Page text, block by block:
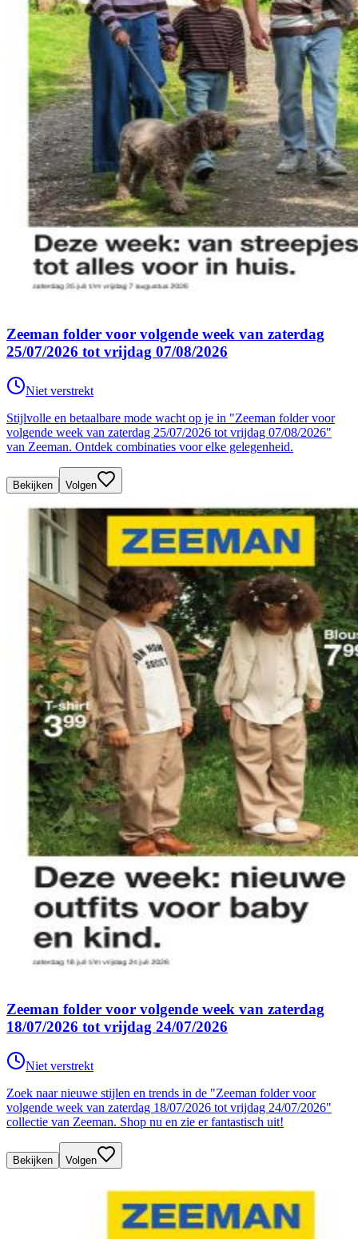
Zeeman folder voor volgende week van zaterdag
25/07/2026 tot vrijdag 07/08/2026
Niet verstrekt
Stijlvolle en betaalbare mode wacht op je in "Zeeman folder voor
volgende week van zaterdag 25/07/2026 tot vrijdag 07/08/2026"
van Zeeman. Ontdek combinaties voor elke gelegenheid.
Bekijken Volgen
Zeeman folder voor volgende week van zaterdag
18/07/2026 tot vrijdag 24/07/2026
Niet verstrekt
Zoek naar nieuwe stijlen en trends in de "Zeeman folder voor
volgende week van zaterdag 18/07/2026 tot vrijdag 24/07/2026"
collectie van Zeeman. Shop nu en zie er fantastisch uit!
Bekijken Volgen